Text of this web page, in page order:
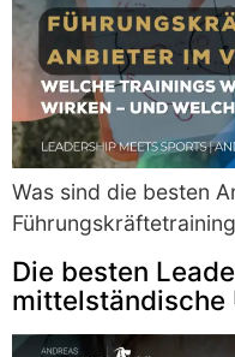
Was sind die besten
Die besten
mittelständische